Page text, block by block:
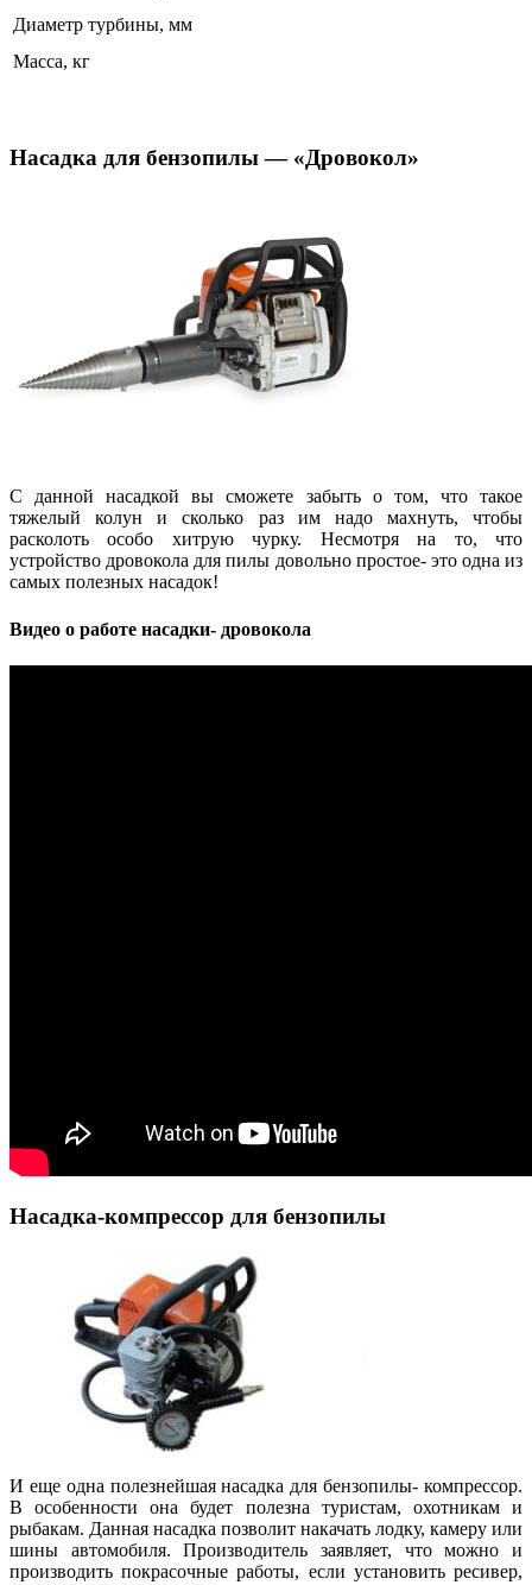
Диаметр турбины, мм
Масса, кг
Насадка для бензопилы — «Дровокол»
С данной насадкой вы сможете забыть о том, что такое
тяжелый колун и сколько раз им надо махнуть, чтобы
расколоть особо хитрую чурку. Несмотря на то, что
устройство дровокола для пилы довольно простое- это одна из
самых полезных насадок!
Видео о работе насадки- дровокола
Насадка-компрессор для бензопилы
И еще одна полезнейшая насадка для бензопилы- компрессор.
В особенности она будет полезна туристам, охотникам и
рыбакам. Данная насадка позволит накачать лодку, камеру или
шины автомобиля. Производитель заявляет, что можно и
производить покрасочные работы, если установить ресивер,